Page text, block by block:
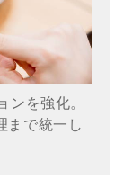
ンを強化。
まで統一し